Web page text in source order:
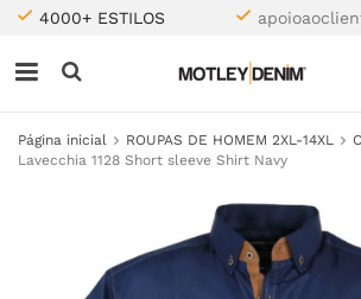
4000+ ESTILOS
Página inicial ROUPAS DE HOMEM 2XL-14XL
Lavecchia 1128 Short sleeve Shirt Navy